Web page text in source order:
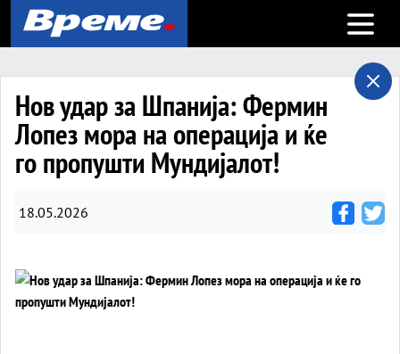
Open
Нов удар за Шпанија: Фермин
Лопез мора на операција и ќе
го пропушти Мундијалот!
18.05.2026